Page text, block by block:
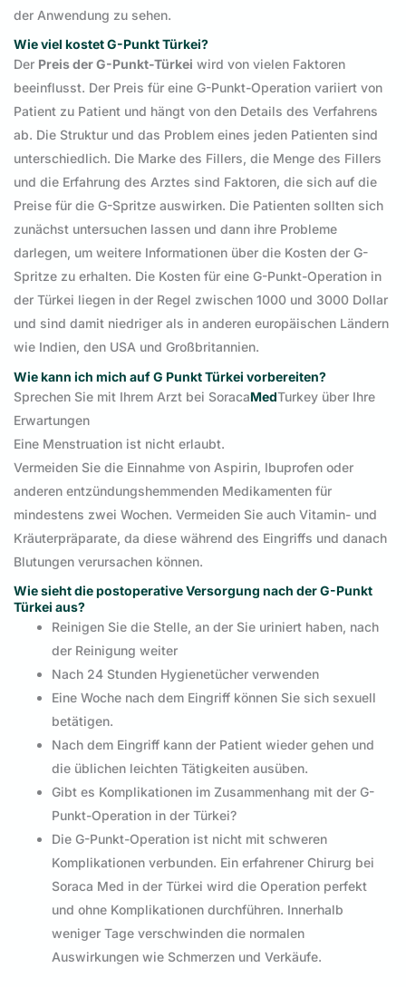
der Anwendung zu sehen.
Wie viel kostetG-Punkt Türkei?
Der Preis der G-Punkt-Türkei wird von vielen Faktoren
beeinflusst. Der Preis für eine G-Punkt-Operation variiert von
Patient zu Patient und hängt von den Details des Verfahrens
ab. Die Struktur und das Problem eines jeden Patienten sind
unterschiedlich. Die Marke des Fillers, die Menge des Fillers
und die Erfahrung des Arztes sind Faktoren, die sich auf die
Preise für die G-Spritze auswirken. Die Patienten sollten sich
zunächst untersuchen lassen und dann ihre Probleme
darlegen, um weitere Informationen über die Kosten der G-
Spritze zu erhalten. Die Kosten für eine G-Punkt-Operation in
der Türkei liegen in der Regel zwischen 1000 und 3000 Dollar
und sind damit niedriger als in anderen europäischen Ländern
wie Indien, den USA und Großbritannien.
Wie kann ich mich auf G Punkt Türkei vorbereiten?
Sprechen Sie mit Ihrem Arzt bei SoracaMedTurkey über Ihre
Erwartungen
Eine Menstruation ist nicht erlaubt.
Vermeiden Sie die Einnahme von Aspirin, Ibuprofen oder
anderen entzündungshemmenden Medikamenten für
mindestens zwei Wochen. Vermeiden Sie auch Vitamin- und
Kräuterpräparate, da diese während des Eingriffs und danach
Blutungen verursachen können.
Wie sieht die postoperative Versorgung nach der G-Punkt
Türkei aus?
Reinigen Sie die Stelle, an der Sie uriniert haben, nach
der Reinigung weiter
Nach 24 Stunden Hygienetücher verwenden
Eine Woche nach dem Eingriff können Sie sich sexuell
betätigen.
Nach dem Eingriff kann der Patient wieder gehen und
die üblichen leichten Tätigkeiten ausüben.
Gibt es Komplikationen im Zusammenhang mit der G-
Punkt-Operation in der Türkei?
Die G-Punkt-Operation ist nicht mit schweren
Komplikationen verbunden. Ein erfahrener Chirurg bei
Soraca Med in der Türkei wird die Operation perfekt
und ohne Komplikationen durchführen. Innerhalb
weniger Tage verschwinden die normalen
Auswirkungen wie Schmerzen und Verkäufe.